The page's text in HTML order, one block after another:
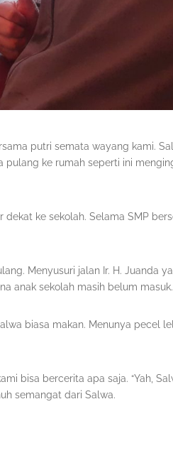
putri semata wayang kami.
pulang ke rumah seperti ini
ke sekolah. Selama SMP
Menyusuri jalan Ir. H. Juanda
anak sekolah masih belum masuk.
biasa makan. Menunya pecel
bisa bercerita apa saja. “Yah,
semangat dari Salwa.